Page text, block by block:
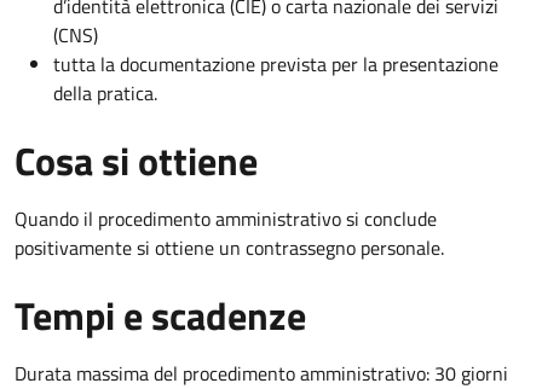
d’identità elettronica (CIE) o carta nazionale dei servizi
(CNS)
tutta la documentazione prevista per la presentazione
della pratica.
Cosa si ottiene
Quando il procedimento amministrativo si conclude
positivamente si ottiene un contrassegno personale.
Tempi e scadenze
Durata massima del procedimento amministrativo: 30 giorni